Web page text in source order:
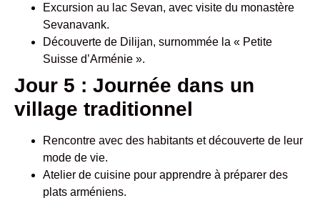
Excursion au lac Sevan, avec visite du monastère
Sevanavank.
Découverte de Dilijan, surnommée la « Petite
Suisse d’Arménie ».
Jour 5 : Journée dans un
village traditionnel
Rencontre avec des habitants et découverte de leur
mode de vie.
Atelier de cuisine pour apprendre à préparer des
plats arméniens.